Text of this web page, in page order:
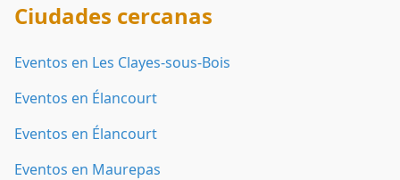
Ciudades cercanas
Eventos en Les Clayes-sous-Bois
Eventos en Élancourt
Eventos en Élancourt
Eventos en Maurepas